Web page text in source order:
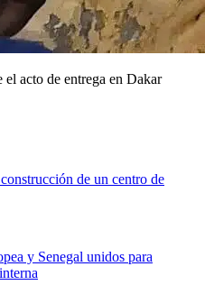
acto de entrega en Dakar
de un centro de
y Senegal unidos para